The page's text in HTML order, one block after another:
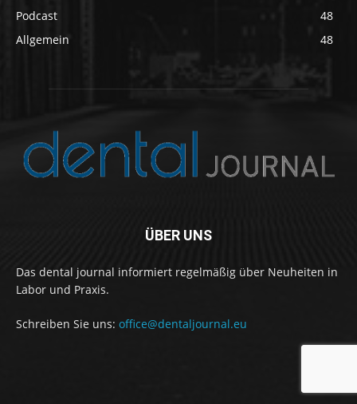
Podcast
48
Allgemein
48
ÜBER UNS
Das dental journal informiert regelmäßig über Neuheiten in
Labor und Praxis.
Schreiben Sie uns: office@dentaljournal.eu